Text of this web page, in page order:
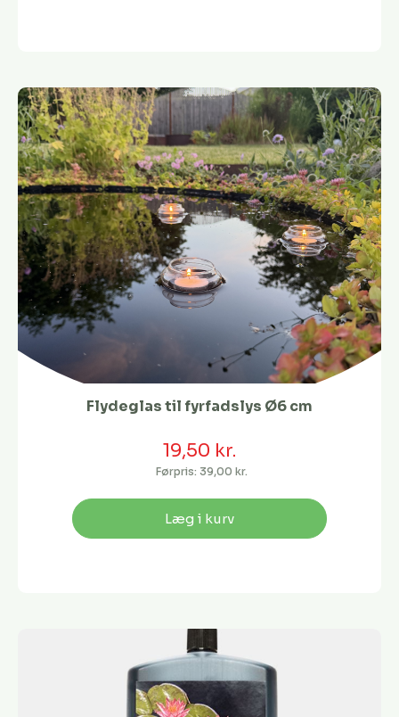
Flydeglas til fyrfadslys Ø6 cm
19,50 kr.
Førpris: 39,00 kr.
Læg i kurv